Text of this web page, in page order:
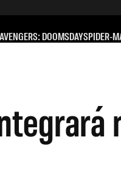
AVENGERS: DOOMSDAYSPIDER-